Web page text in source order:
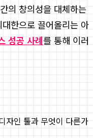
의 창의성을 대체하는
한으로 끌어올리는 아
성공 사례를 통해 이러
자인 툴과 무엇이 다른가